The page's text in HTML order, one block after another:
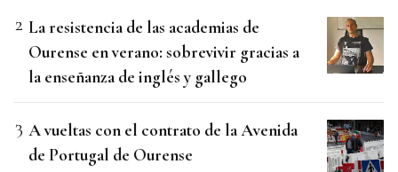
La resistencia de las academias de
Ourense en verano: sobrevivir gracias a
la enseñanza de inglés y gallego
A vueltas con el contrato de la Avenida
de Portugal de Ourense